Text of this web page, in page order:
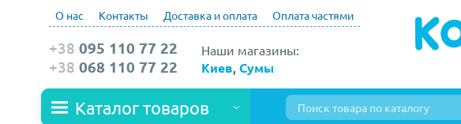
О нас Контакты Доставка и оплата Оплата частями
Наши магазины:
Киев Сумы
+38 095 110 77 22
+38 068 110 77 22
Каталог товаров